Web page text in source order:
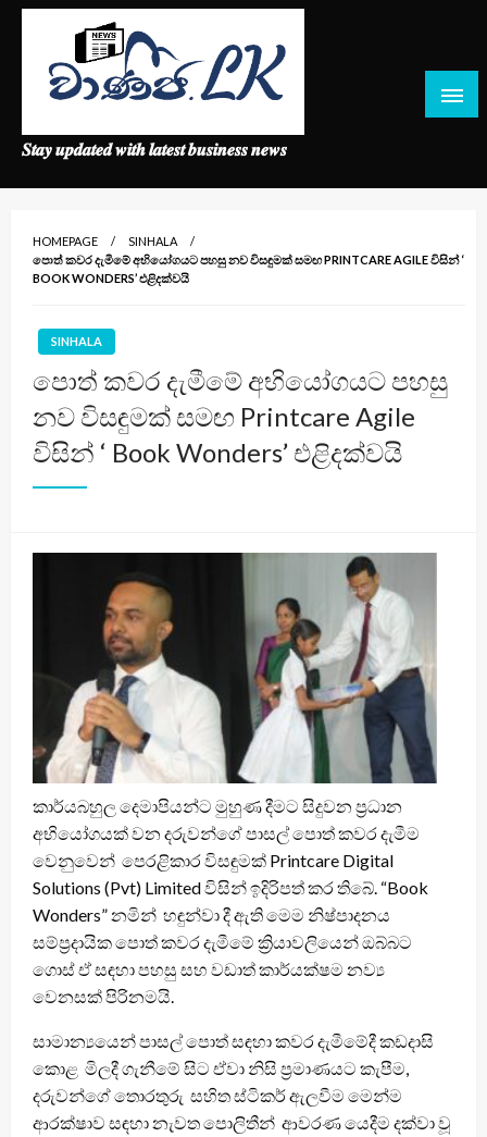
Skip
content
𝑺𝒕𝒂𝒚 𝒖𝒑𝒅𝒂𝒕𝒆𝒅 𝒘𝒊𝒕𝒉 𝒍𝒂𝒕𝒆𝒔𝒕 𝒃𝒖𝒔𝒊𝒏𝒆𝒔𝒔 𝒏𝒆𝒘𝒔
HOMEPAGE
SINHALA
පොත් කවර දැමීමේ අභියෝගයට පහසු නව විසඳුමක් සමඟ PRINTCARE AGILE විසින් ‘
BOOK WONDERS’ එළිදක්වයි
SINHALA
පොත් කවර දැමීමේ අභියෝගයට පහසු
නව විසඳුමක් සමඟ Printcare Agile
විසින් ‘ Book Wonders’ එළිදක්වයි
කාර්යබහුල දෙමාපියන්ට මුහුණ දීමට සිදුවන ප්‍රධාන
අභියෝගයක් වන දරුවන්ගේ පාසල් පොත් කවර දැමීම
වෙනුවෙන් පෙරළිකාර විසඳුමක් Printcare Digital
Solutions (Pvt) Limited විසින් ඉදිරිපත් කර තිබේ. “Book
Wonders” නමින් හඳුන්වා දී ඇති මෙම නිෂ්පාදනය
සම්ප්‍රදායික පොත් කවර දැමීමේ ක්‍රියාවලියෙන් ඔබ්බට
ගොස් ඒ සඳහා පහසු සහ වඩාත් කාර්යක්ෂම නව්‍ය
වෙනසක් පිරිනමයි.
සාමාන්‍යයෙන් පාසල් පොත් සඳහා කවර දැමීමේදී කඩදාසි
කොළ මිලදී ගැනීමේ සිට ඒවා නිසි ප්‍රමාණයට කැපීම,
දරුවන්ගේ තොරතුරු සහිත ස්ටිකර් ඇලවීම මෙන්ම
ආරක්ෂාව සඳහා නැවත පොලිතීන් ආවරණ යෙදීම දක්වා වූ